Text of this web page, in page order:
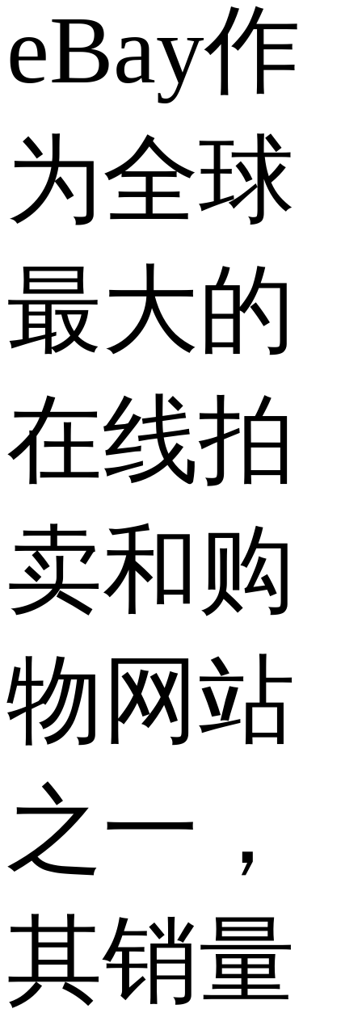
eBay作
为全球
最大的
在线拍
卖和购
物网站
之一，
其销量